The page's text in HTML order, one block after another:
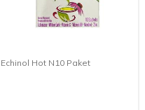
Echinol Hot N10 Paket